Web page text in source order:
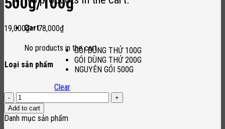
Cart
No products in the cart.
19,000₫–78,000₫
Loại sản phẩm
GÓI DÙNG THỬ 100G
GÓI DÙNG THỬ 200G
NGUYÊN GÓI 500G
Clear
Bột
Gạo
Lứt
Add to cart
Danh mục sản phẩm